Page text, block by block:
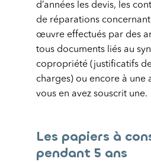
d’années les devis, les
de réparations
œuvre effectués par des
tous documents liés au
copropriété (justificatifs
charges) ou encore à une
vous en avez souscrit une.
Les papiers à
pendant 5 ans